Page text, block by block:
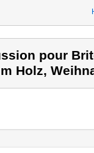
pour
Holz,